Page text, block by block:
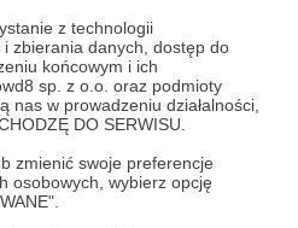
z technologii
zbierania danych, dostęp do
końcowym i ich
sp. z o.o. oraz podmioty
nas w prowadzeniu działalności,
DO SERWISU.
zmienić swoje preferencje
osobowych, wybierz opcję